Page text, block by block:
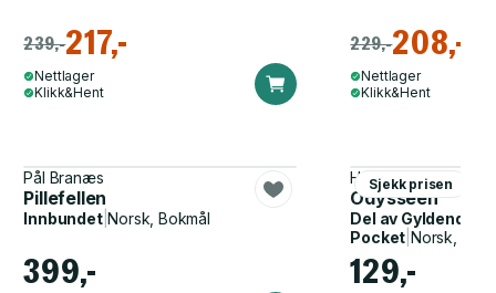
239,-217,-
Nettlager
Klikk&Hent
229,-208,-
Nettlager
Klikk&Hent
Pål Branæs
Pillefellen
Innbundet|Norsk, Bokmål
399,-
Sjekk prisen
Homer, John
Odysseen
Del av Gyldendal
Pocket |Norsk,
129,-